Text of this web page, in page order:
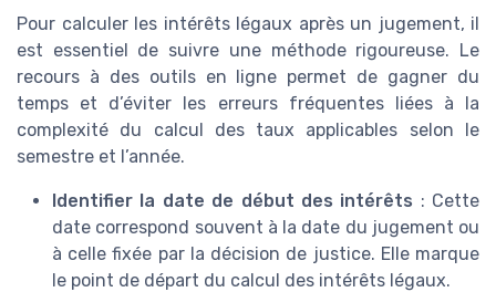
Pour calculer les intérêts légaux après un jugement, il
est essentiel de suivre une méthode rigoureuse. Le
recours à des outils en ligne permet de gagner du
temps et d’éviter les erreurs fréquentes liées à la
complexité du calcul des taux applicables selon le
semestre et l’année.
Identifier la date de début des intérêts : Cette
date correspond souvent à la date du jugement ou
à celle fixée par la décision de justice. Elle marque
le point de départ du calcul des intérêts légaux.